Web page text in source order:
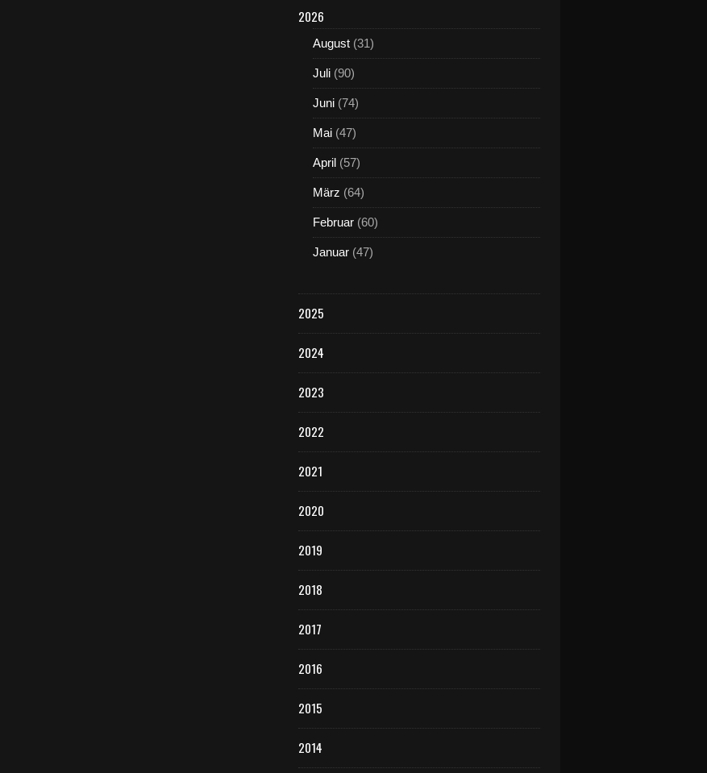
2026
August (31)
Juli (90)
Juni (74)
Mai (47)
April (57)
März (64)
Februar (60)
Januar (47)
2025
2024
2023
2022
2021
2020
2019
2018
2017
2016
2015
2014